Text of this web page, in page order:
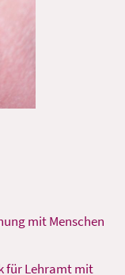
mit Menschen
für Lehramt mit